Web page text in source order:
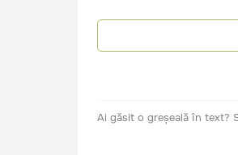
Ai găsit o greșeală în text?